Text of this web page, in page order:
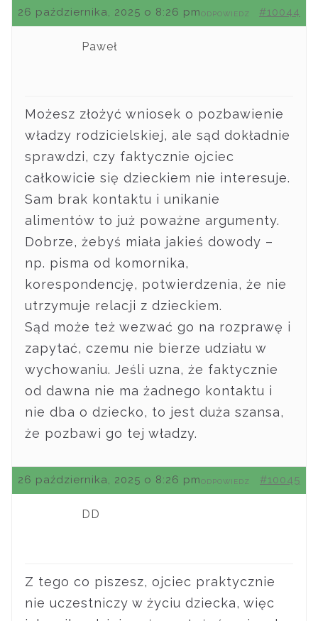
26 października, 2025 o 8:26 pm #10044
ODPOWIEDZ
Paweł
Możesz złożyć wniosek o pozbawienie
władzy rodzicielskiej, ale sąd dokładnie
sprawdzi, czy faktycznie ojciec
całkowicie się dzieckiem nie interesuje.
Sam brak kontaktu i unikanie
alimentów to już poważne argumenty.
Dobrze, żebyś miała jakieś dowody –
np. pisma od komornika,
korespondencję, potwierdzenia, że nie
utrzymuje relacji z dzieckiem.
Sąd może też wezwać go na rozprawę i
zapytać, czemu nie bierze udziału w
wychowaniu. Jeśli uzna, że faktycznie
od dawna nie ma żadnego kontaktu i
nie dba o dziecko, to jest duża szansa,
że pozbawi go tej władzy.
26 października, 2025 o 8:26 pm #10045
ODPOWIEDZ
DD
Z tego co piszesz, ojciec praktycznie
nie uczestniczy w życiu dziecka, więc